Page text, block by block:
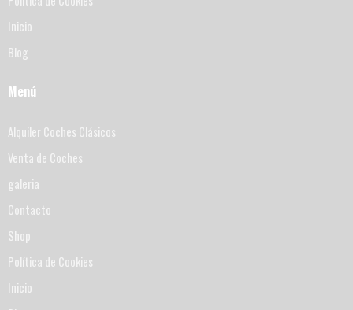
Inicio
Blog
Menú
Alquiler Coches Clásicos
Venta de Coches
galeria
Contacto
Shop
Política de Cookies
Inicio